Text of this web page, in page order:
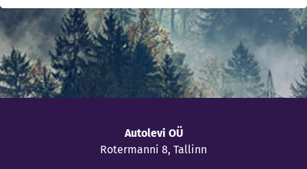
Autolevi OÜ
Rotermanni 8, Tallinn